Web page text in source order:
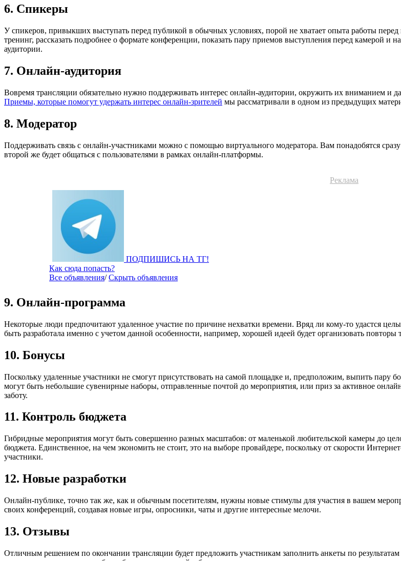
6. Спикеры
У спикеров, привыкших выступать перед публикой в обычных условиях, порой не хватает опыта работы
тренинг, рассказать подробнее о формате конференции, показать пару приемов выступления перед камерой
аудитории.
7. Онлайн-аудитория
Вовремя трансляции обязательно нужно поддерживать интерес онлайн-аудитории, окружить их вниманием и
Приемы, которые помогут удержать интерес онлайн-зрителей мы рассматривали в одном из предыдущих
8. Модератор
Поддерживать связь с онлайн-участниками можно с помощью виртуального модератора. Вам понадобятся
второй же будет общаться с пользователями в рамках онлайн-платформы.
Реклама
ПОДПИШИСЬ НА ТГ!
Как сюда попасть?
Все объявления/Скрыть объявления
9. Онлайн-программа
Некоторые люди предпочитают удаленное участие по причине нехватки времени. Вряд ли кому-то удастся
быть разработала именно с учетом данной особенности, например, хорошей идеей будет организовать повторы
10. Бонусы
Поскольку удаленные участники не смогут присутствовать на самой площадке и, предположим, выпить пару
могут быть небольшие сувенирные наборы, отправленные почтой до мероприятия, или приз за активное
заботу.
11. Контроль бюджета
Гибридные мероприятия могут быть совершенно разных масштабов: от маленькой любительской камеры до
бюджета. Единственное, на чем экономить не стоит, это на выборе провайдере, поскольку от скорости
участники.
12. Новые разработки
Онлайн-публике, точно так же, как и обычным посетителям, нужны новые стимулы для участия в вашем
своих конференций, создавая новые игры, опросники, чаты и другие интересные мелочи.
13. Отзывы
Отличным решением по окончании трансляции будет предложить участникам заполнить анкеты по